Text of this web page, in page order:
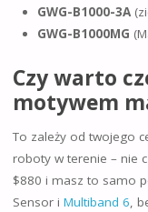
GWG-B1000-3A
GWG-B1000MG
Czy warto
motywem
To zależy od twojego
roboty w terenie – nie
$880 i masz to samo
Sensor i Multiband 6 ,